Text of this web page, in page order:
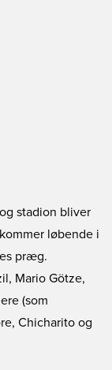
stadion bliver
løbende i
præg.
Mario Götze,
(som
Chicharito og